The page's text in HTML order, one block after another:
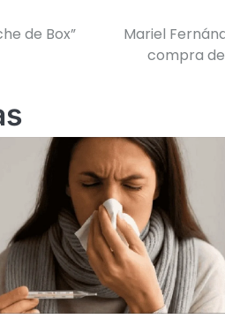
de Box”
Mariel
compra